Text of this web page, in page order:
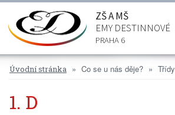
ZŠ A MŠ
EMY DESTINNOVÉ
PRAHA 6
Úvodní stránka Co se u nás děje? Třídy
1. D